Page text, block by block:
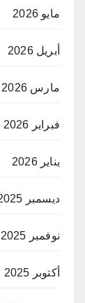
مايو 2026
أبريل 2026
مارس 2026
فبراير 2026
يناير 2026
ديسمبر 2025
نوفمبر 2025
أكتوبر 2025